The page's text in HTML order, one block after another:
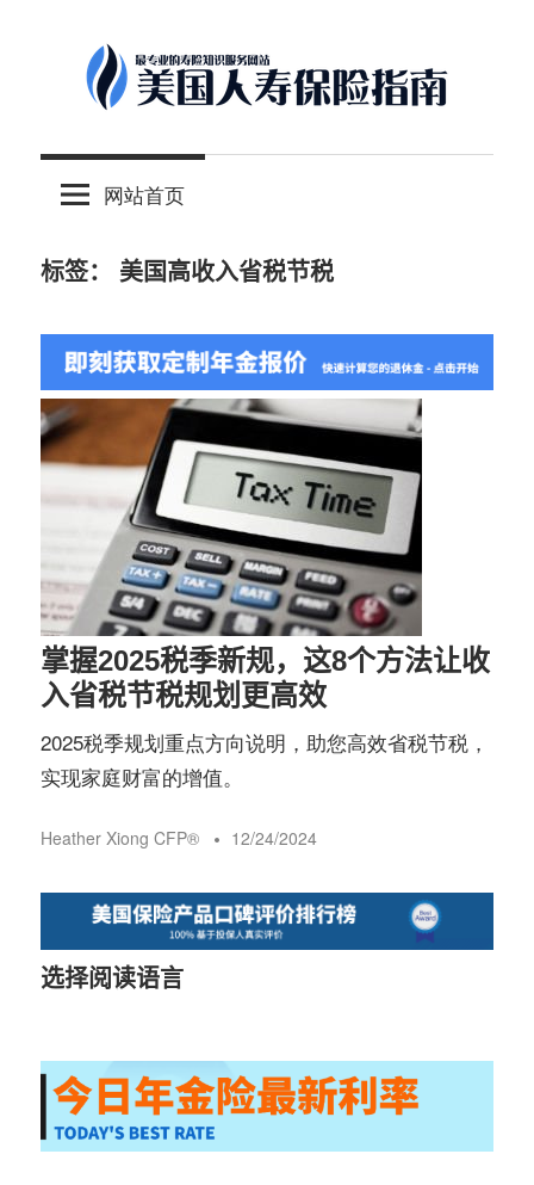
content
美
寿
保
指
南
©️
最
的
国
险
理
财
服
社
区
网站首页
标签： 美国高收入省税节税
掌握2025税季新规，这8个方法让收
入省税节税规划更高效
2025税季规划重点方向说明，助您高效省税节税，
实现家庭财富的增值。
Heather Xiong CFP®️ 12/24/2024
选择阅读语言